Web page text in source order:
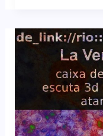
Obra